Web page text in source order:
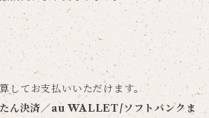
してお支払いいただけます。
ん決済／au WALLET/ソフトバンクま